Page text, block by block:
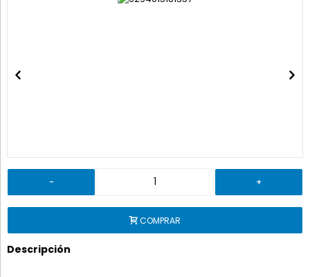
- +
COMPRAR
Descripción